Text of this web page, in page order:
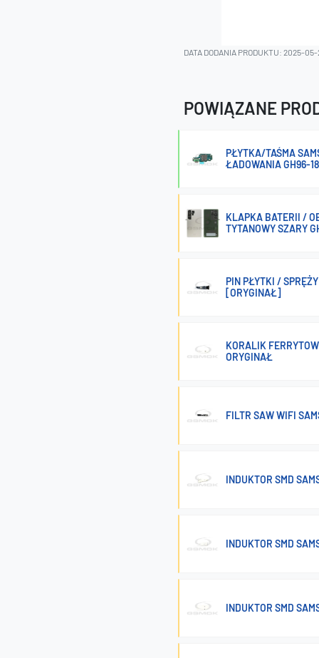
DATA DODANIA PRODUKTU: 2025-
POWIĄZANE
PŁYTKA/TAŚMA
ŁADOWANIA GH96-
KLAPKA BATERII /
TYTANOWY SZARY
PIN PŁYTKI /
[ORYGINAŁ]
KORALIK
ORYGINAŁ
FILTR SAW WIFI
INDUKTOR SMD
INDUKTOR SMD
INDUKTOR SMD